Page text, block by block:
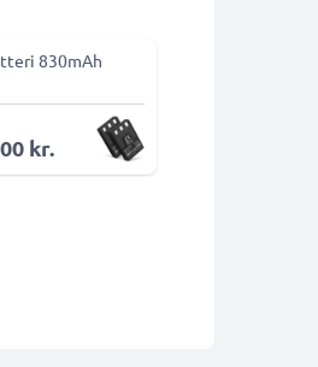
830mAh
kr.